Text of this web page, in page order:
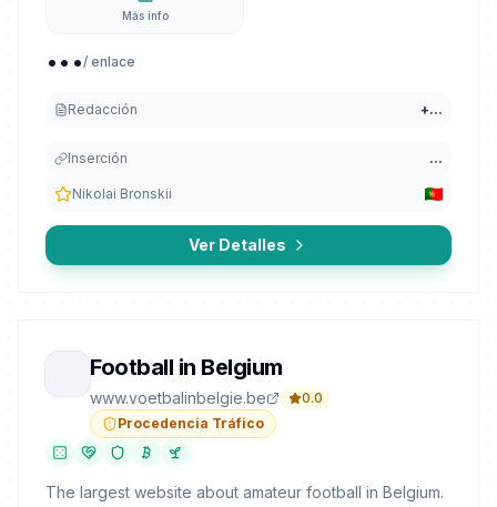
Más info
.../ enlace
Redacción +...
Inserción ...
Nikolai Bronskii
Ver Detalles
Football in Belgium
www.voetbalinbelgie.be
0.0
Procedencia Tráfico
The largest website about amateur football in Belgium.